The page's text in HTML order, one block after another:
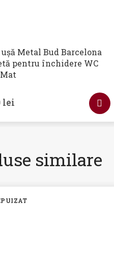
Metal Bud Barcelona
pentru închidere WC
lei
similare